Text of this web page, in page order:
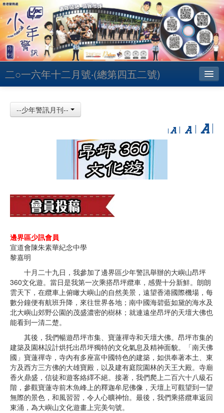
二○一六年十二月號‧(總第四五二號)
昔日少訊
--少年警訊月刊--
邊界區少訊會員
宣道會陳朱素華紀念中學
黎嘉明
十月二十九日，我參加了邊界區少年警訊舉辦的大嶼山昂坪
360文化遊。當日是我第一次乘搭昂坪纜車，感覺十分新鮮。朗朗
雲天下，在纜車上俯瞰大嶼山的自然美景，遠望香港國際機場，每
數分鐘便有航班升降，來往世界各地；南中國海碧藍如黛的海水及
北大嶼山郊野公園的茂盛濃密的樹林；就連遠坐昂坪的天壇大佛也
能看到一清二楚。
其後，我們暢遊昂坪市集、寶蓮禪寺和天壇大佛。昂坪市集的
建築及園林設計烘托出昂坪獨特的文化氣息及精神面貌。「南天佛
國」寶蓮禪寺，寺內有多座富中國特色的建築，如供奉著本土、東
方及西方三方佛的大雄寶殿，以及建有庭院園林的天王大殿。寺廟
香火鼎盛，信徒和遊客絡繹不絕。接著，我們爬上二百六十八級石
階，參觀寶蓮寺前木魚峰上的釋迦牟尼佛像，天壇上可觀望到一望
無際的景色，和風習習，令人心曠神怡。最後，我們乘搭纜車返回
東涌，為大嶼山文化遊畫上完美句號。